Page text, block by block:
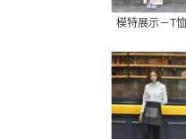
模特展示－T恤